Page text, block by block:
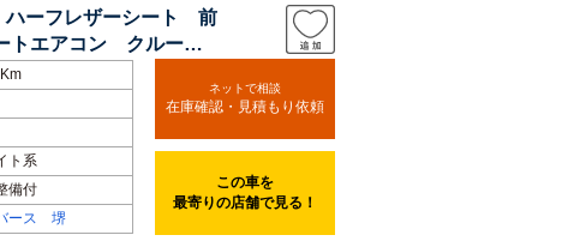
ハーフレザーシート 前
トエアコン クルーズ
ト系
備付
ース 堺
ネットで相談
在庫確認・見積もり依頼
この車を
最寄りの店舗で見る！